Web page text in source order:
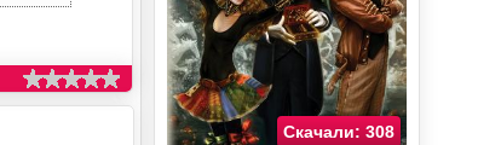
Скачали: 308